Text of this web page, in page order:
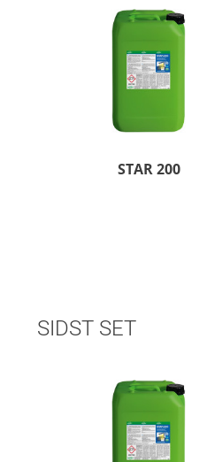
STAR 200
SIDST SET